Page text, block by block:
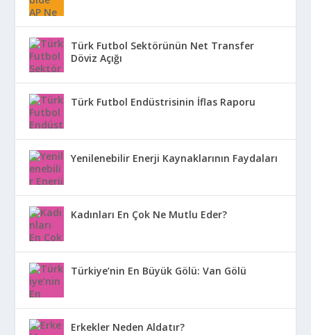
Türk Futbol Sektörünün Net Transfer
Döviz Açığı
Türk Futbol Endüstrisinin İflas Raporu
Yenilenebilir Enerji Kaynaklarının Faydaları
Kadınları En Çok Ne Mutlu Eder?
Türkiye’nin En Büyük Gölü: Van Gölü
Erkekler Neden Aldatır?